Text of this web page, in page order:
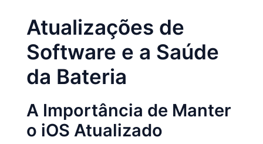
Atualizações de
Software e a Saúde
da Bateria
A Importância de Manter
o iOS Atualizado